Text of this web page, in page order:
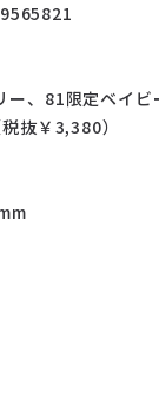
ー、81限定ベイ
抜￥3,380）